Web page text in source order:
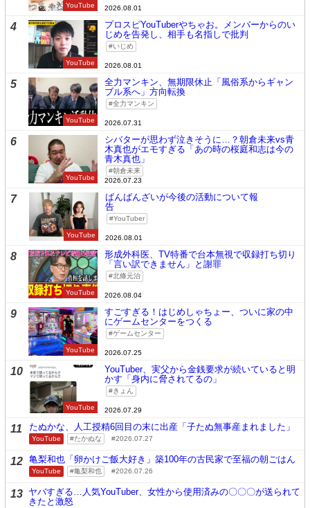
YouTube 2026.08.01
4
YouTube
プロスピYouTuberやちゃお。メンバーからのい
じめを告発し、相手も名指しで批判
いじめ
2026.08.01
5
YouTube
全力マンキン、無期限休止「風俗系からギャン
ブル系へ」方向転換
全力マンキン
2026.07.31
6
YouTube
シバターが思わず泣きそうに…？朝倉未来vs青
木真也がエモすぎる「あの時の桜庭和志は今の
青木真也」
朝倉未来
2026.07.23
7
YouTube
ばんばんざいが今後の活動について報
告
YouTuber
2026.08.01
8
YouTube
形成外科医、TV特番で台本無視で収録打ち切り
「言い訳できません」と謝罪
北條元治
2026.08.04
9
YouTube
すごすぎる！はじめしゃちょー、ついに家の中
にゲームセンターをつくる
ゲームセンター
2026.07.25
10
YouTube
YouTuber、実父から金銭要求が続いていると明
かす「身内に脅されてるの」
きょん
2026.07.29
11 たぬかな、人工授精6回目の末に出産「子たぬ無事産まれました」
YouTube たかぬな 2026.07.27
12 亀梨和也「卵かけご飯大好き」築100年の古民家で至福の朝ごはん
YouTube 亀梨和也 2026.07.26
13 ヤバすぎる…人気YouTuber、女性から使用済みの〇〇〇が送られて
きたと激怒